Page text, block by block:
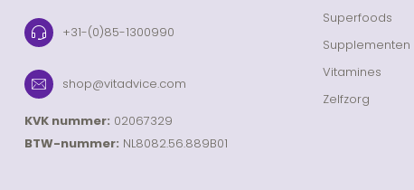
+31-(0)85-1300990
shop@vitadvice.com
KVK nummer: 02067329
BTW-nummer: NL8082.56.889B01
Superfoods
Supplementen
Vitamines
Zelfzorg